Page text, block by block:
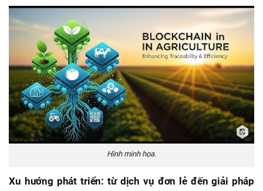
Hình minh họa.
Xu hướng phát triển: từ dịch vụ đơn lẻ đến giải pháp